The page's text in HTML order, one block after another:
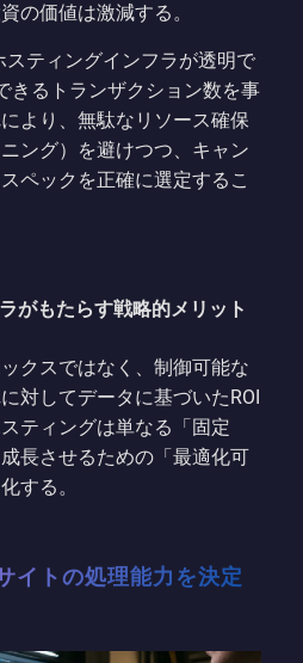
の価値は激減する。
スティングインフラが透明で
きるトランザクション数を事
より、無駄なリソース確保
ング）を避けつつ、キャン
ペックを正確に選定するこ
がもたらす戦略的メリット
クスではなく、制御可能な
対してデータに基づいたROI
ティングは単なる「固定
長させるための「最適化可
する。
イトの処理能力を決定